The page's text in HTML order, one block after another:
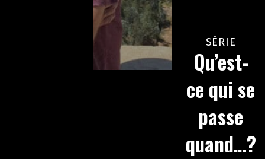
SÉRIE
Qu’est-
ce qui se
passe
quand…?